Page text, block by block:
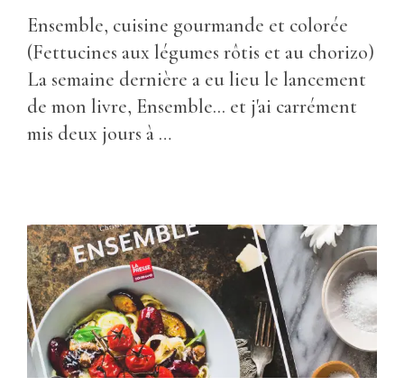
Ensemble, cuisine gourmande et colorée
(Fettucines aux légumes rôtis et au chorizo)
La semaine dernière a eu lieu le lancement
de mon livre, Ensemble... et j'ai carrément
mis deux jours à …